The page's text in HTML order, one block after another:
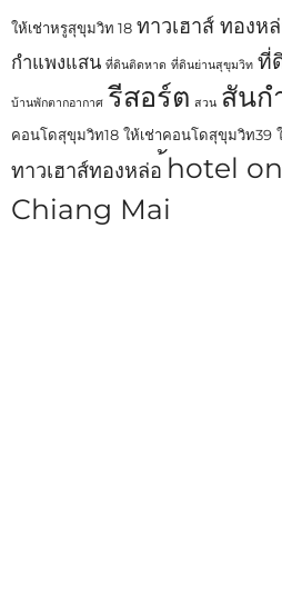
ให้เช่าหรูสุขุมวิท 18 ทาวเฮาส์ ทองห
กำแพงแสน ที่ดินติดหาด ที่ดินย่านสุขุมวิท ที่
บ้านพักตากอากาศ รีสอร์ต สวน สันก
คอนโดสุขุมวิท18 ให้เช่าคอนโดสุขุมวิท39
ทาวเฮาส์ทองหล่อ hotel
Chiang Mai